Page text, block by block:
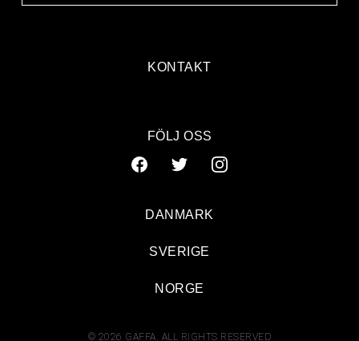
KONTAKT
FÖLJ OSS
© 2026 GAFFA. ALL RIGHTS RESERVED
DANMARK
SVERIGE
NORGE